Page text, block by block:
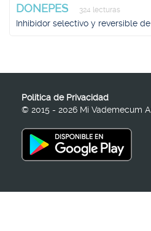
DONEPES 324 lecturas
Inhibidor selectivo y reversible
Política de Privacidad
© 2015 - 2026 Mi Vademecum